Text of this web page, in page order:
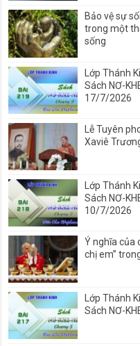
Bảo vệ sự
trong một
sống
Lớp Thánh
Sách NƠ-
17/7/2026
Lễ Tuyên
Xaviê
Lớp Thánh
Sách NƠ-
10/7/2026
Ý nghĩa của
chị em”
Lớp Thánh
Sách NƠ-